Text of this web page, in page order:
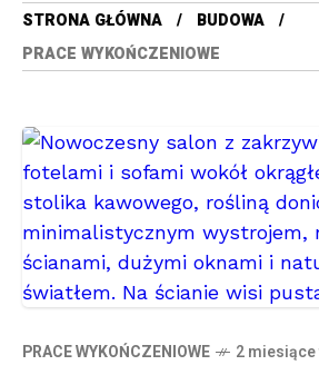
STRONA GŁÓWNA
BUDOWA
PRACE WYKOŃCZENIOWE
PRACE WYKOŃCZENIOWE 2 miesiące